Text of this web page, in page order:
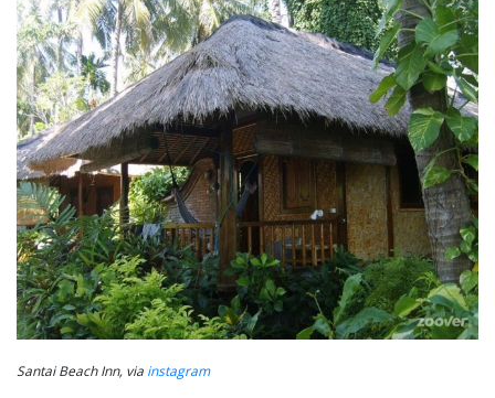
Santai Beach Inn, via instagram